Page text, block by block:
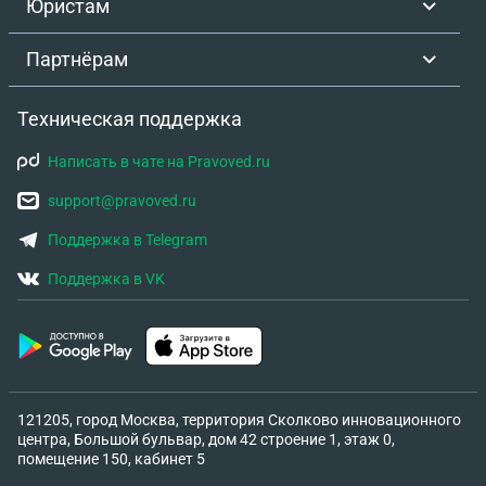
а долевые алименты (25%) ущемят права ребенка
шансы, что суд снизит планку до 1 ПМ, несмотря
на прошлые добровольные переводы в 80 тысяч?
Юристам
Партнёрам
Техническая поддержка
Написать в чате на Pravoved.ru
support@pravoved.ru
Поддержка в Telegram
Поддержка в VK
121205, город Москва, территория Сколково инновационного
центра, Большой бульвар, дом 42 строение 1, этаж 0,
помещение 150, кабинет 5